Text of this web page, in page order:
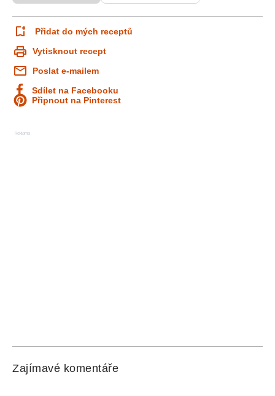
Přidat do mých receptů
Vytisknout recept
Poslat e-mailem
Sdílet na Facebooku
Připnout na Pinterest
Reklama
Zajímavé komentáře